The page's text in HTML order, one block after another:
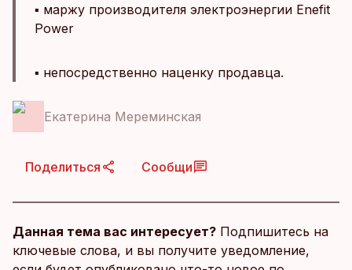
▪️ маржу производителя электроэнергии Enefit
Power
▪️ непосредственно наценку продавца.
Екатерина Мереминская
Поделиться Сообщи
Данная тема вас интересует? Подпишитесь на
ключевые слова, и вы получите уведомление,